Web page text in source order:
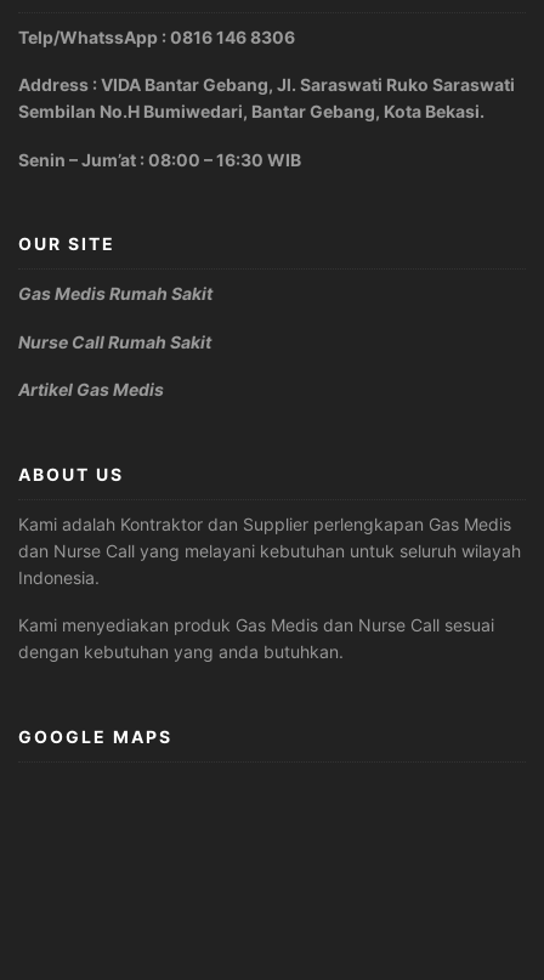
Telp/WhatssApp : 0816 146 8306
Address : VIDA Bantar Gebang, Jl. Saraswati Ruko Saraswati
Sembilan No.H Bumiwedari, Bantar Gebang, Kota Bekasi.
Senin – Jum’at : 08:00 – 16:30 WIB
OUR SITE
Gas Medis Rumah Sakit
Nurse Call Rumah Sakit
Artikel Gas Medis
ABOUT US
Kami adalah Kontraktor dan Supplier perlengkapan Gas Medis
dan Nurse Call yang melayani kebutuhan untuk seluruh wilayah
Indonesia.
Kami menyediakan produk Gas Medis dan Nurse Call sesuai
dengan kebutuhan yang anda butuhkan.
GOOGLE MAPS